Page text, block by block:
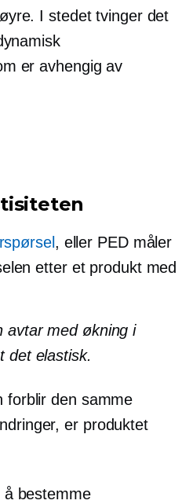
I stedet tvinger det
er avhengig av
, eller PED måler
etter et produkt med
avtar med økning i
det elastisk.
forblir den samme
er produktet
bestemme